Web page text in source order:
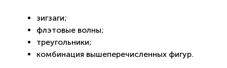
зигзаги;
флэтовые волны;
треугольники;
комбинация вышеперечисленных фигур.